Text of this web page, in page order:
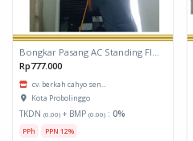
Rp777.000
cv. berkah cahyo sen...
Kota Probolinggo
TKDN (0.00) + BMP (0.00) : 0%
PPh PPN 12%